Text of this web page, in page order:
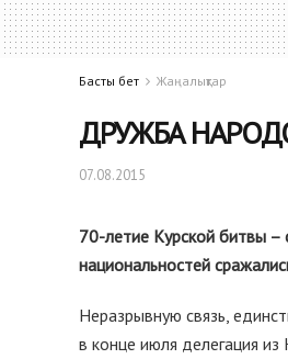
Басты бет Жаңалықтар
ДРУЖБА
07.08.2015
70-летие Курской битвы
национальностей
Неразрывную связь,
в конце июля делегация из